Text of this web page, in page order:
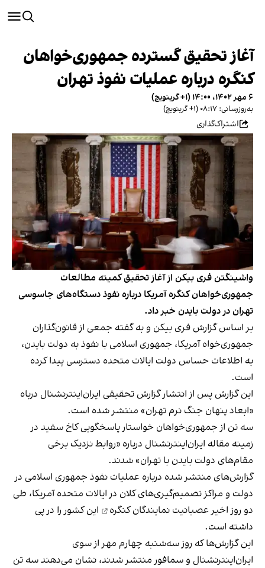
آغاز تحقیق گسترده جمهوری‌خواهان
کنگره درباره عملیات نفوذ تهران
۶ مهر ۱۴۰۲، ۱۴:۰۰ (‎+۱ گرینویچ)
به‌روزرسانی: ۰۸:۱۷ (‎+۱ گرینویچ)
اشتراک‌گذاری
واشینگتن فری بیکن از آغاز تحقیق کمیته مطالعات
جمهوری‌خواهان کنگره آمریکا درباره نفوذ دستگاه‌‌های جاسوسی
تهران در دولت بایدن خبر داد.
بر اساسگزارش فری‌ بیکن و به گفته جمعی از قانون‌گذاران
جمهوری‌خواه آمریکا، جمهوری اسلامی با نفوذ به دولت بایدن،
به اطلاعات حساس دولت ایالات متحده دسترسی پیدا کرده
است.
این گزارش پس از انتشار گزارش تحقیقی ایران‌اینترنشنال درباه
«ابعاد پنهان جنگ نرم تهران» منتشر شده است.
سه تن از جمهوری‌خواهان خواستار پاسخگویی کاخ سفید در
زمینه مقاله ایران‌اینترنشنال درباره «روابط نزدیک برخی
مقام‌های دولت بایدن با تهران» شدند.
گزارش‌های منتشر شده درباره عملیات نفوذ جمهوری اسلامی در
دولت و مراکز تصمیم‌گیری‌های کلان در ایالات متحده آمریکا، طی
دو روز اخیر عصبانیت نمایندگان کنگره
این کشور را در پی
داشته است.
این گزارش‌ها که روز سه‌شنبه چهارم مهر از سوی
ایران‌اینترنشنال و سمافور منتشر شدند، نشان می‌دهند سه تن